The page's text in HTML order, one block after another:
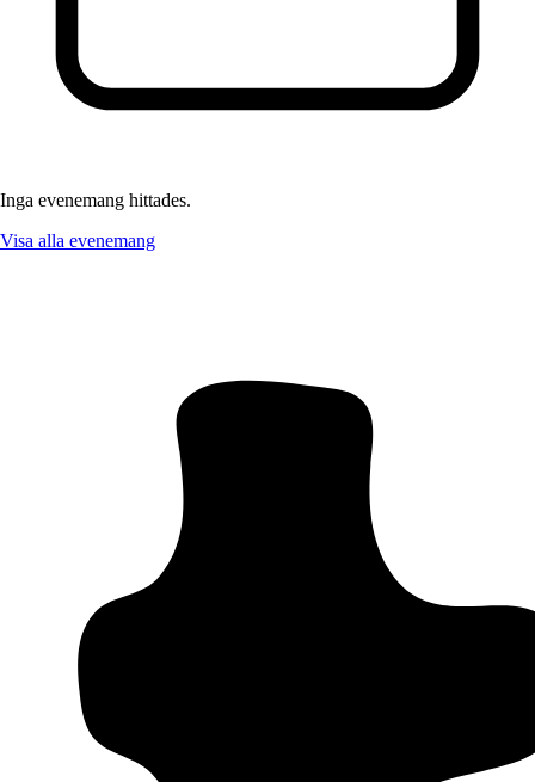
Inga evenemang hittades.
Visa alla evenemang